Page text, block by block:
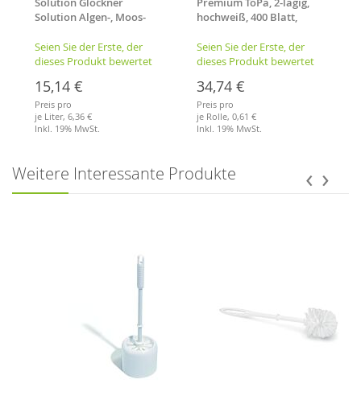
Solution Algen-, Moos-
500 ml
Seien Sie der Erste, der
dieses Produkt bewertet
15,14 €
Preis pro
je Liter,6,36 €
Inkl. 19% MwSt.
hochweiß, 400 Blatt,
Seien Sie der Erste, der
dieses Produkt bewertet
34,74 €
Preis pro
je Rolle,0,61 €
Inkl. 19% MwSt.
Weitere Interessante Produkte ‹ ›